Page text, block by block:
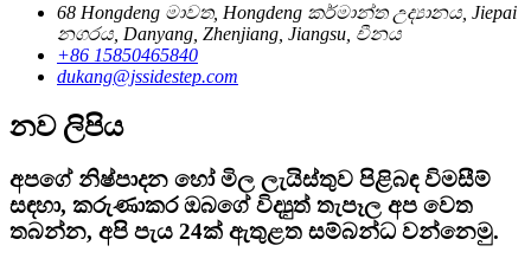
68 Hongdeng මාවත, Hongdeng කර්මාන්ත උද්‍යානය, Jiepai
නගරය, Danyang, Zhenjiang, Jiangsu, චීනය
+86 15850465840
dukang@jssidestep.com
නව ලිපිය
අපගේ නිෂ්පාදන හෝ මිල ලැයිස්තුව පිළිබඳ විමසීම්
සඳහා, කරුණාකර ඔබගේ විද්‍යුත් තැපෑල අප වෙත
තබන්න, අපි පැය 24ක් ඇතුළත සම්බන්ධ වන්නෙමු.